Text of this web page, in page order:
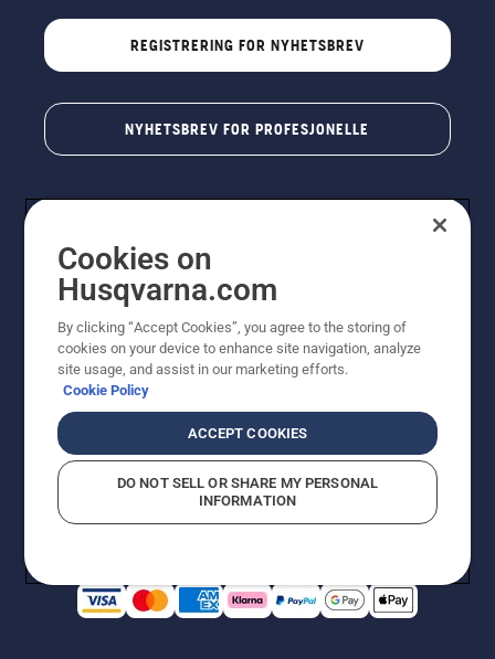
REGISTRERING FOR NYHETSBREV
NYHETSBREV FOR PROFESJONELLE
© Husqvarna AB (utgiver). Med enerett. Angitte priser
er veiledende priser. Alle oppgitte priser er veiledende
tilgjengelig for direkte kjøp.
PersonvernbetingelserImprint
Rapportering av mistanker om regelbruddÅpenhetsloven
Likestilling
Cookies on
Husqvarna.com
By clicking “Accept Cookies”, you agree to the storing of
cookies on your device to enhance site navigation, analyze
site usage, and assist in our marketing efforts.
Cookie Policy
ACCEPT COOKIES
DO NOT SELL OR SHARE MY PERSONAL
INFORMATION